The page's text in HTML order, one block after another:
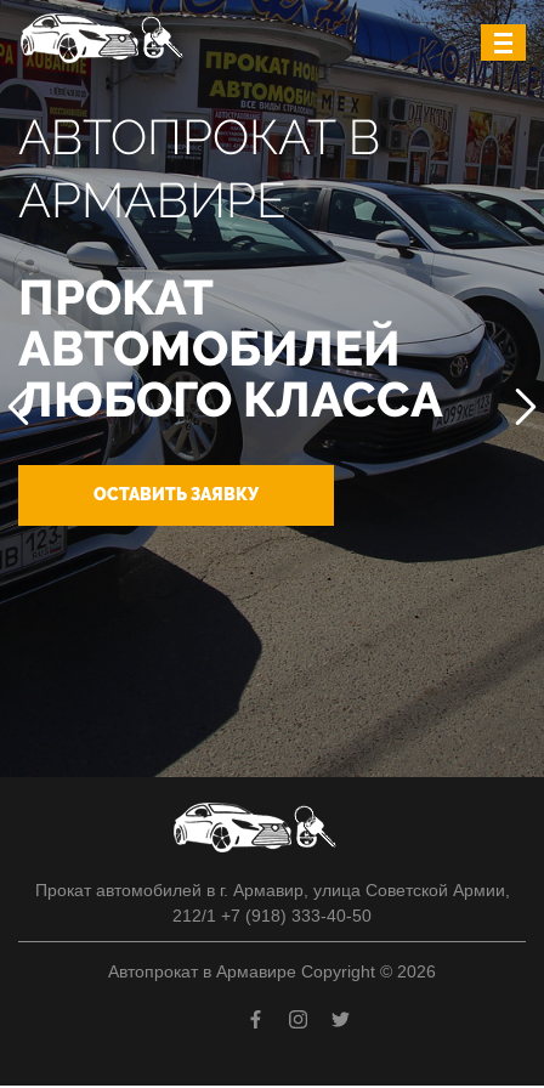
АВТОПРОКАТ В
АРМАВИРЕ
ПРОКАТ
АВТОМОБИЛЕЙ
ЛЮБОГО КЛАССА
ОСТАВИТЬ ЗАЯВКУ
Прокат автомобилей в г. Армавир, улица Советской Армии,
212/1 +7 (918) 333-40-50
Автопрокат в Армавире Copyright © 2026